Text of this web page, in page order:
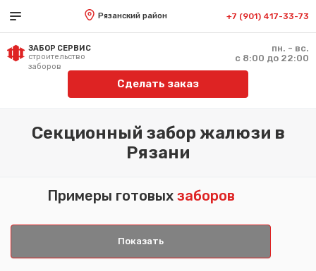
Рязанский район +7 (901) 417-33-73
ЗАБОР СЕРВИС
строительство
заборов
пн. - вс.
с 8:00 до 22:00
Сделать заказ
Секционный забор жалюзи в
Рязани
Примеры готовых заборов